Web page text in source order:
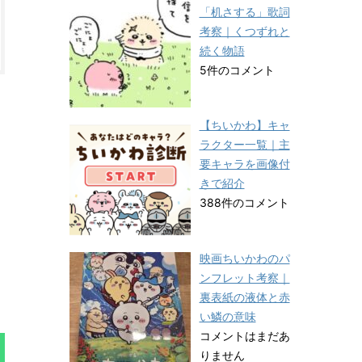
「机さする」歌詞
考察｜くつずれと
続く物語
5件のコメント
【ちいかわ】キャ
ラクター一覧｜主
要キャラを画像付
きで紹介
388件のコメント
映画ちいかわのパ
ンフレット考察｜
裏表紙の液体と赤
い鱗の意味
コメントはまだあ
りません